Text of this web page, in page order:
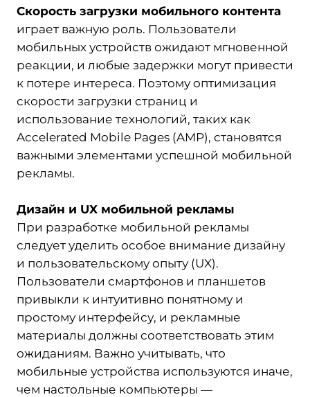
Скорость загрузки мобильного контента
играет важную роль. Пользователи
мобильных устройств ожидают мгновенной
реакции, и любые задержки могут привести
к потере интереса. Поэтому оптимизация
скорости загрузки страниц и
использование технологий, таких как
Accelerated Mobile Pages (AMP), становятся
важными элементами успешной мобильной
рекламы.
Дизайн и UX мобильной рекламы
При разработке мобильной рекламы
следует уделить особое внимание дизайну
и пользовательскому опыту (UX).
Пользователи смартфонов и планшетов
привыкли к интуитивно понятному и
простому интерфейсу, и рекламные
материалы должны соответствовать этим
ожиданиям. Важно учитывать, что
мобильные устройства используются иначе,
чем настольные компьютеры —